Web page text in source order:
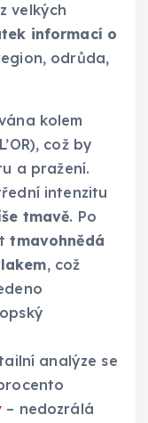
velkých
informací o
odrůda,
kolem
což by
a pražení.
intenzitu
tmavě. Po
tmavohnědá
, což
analýze se
– nedozrálá